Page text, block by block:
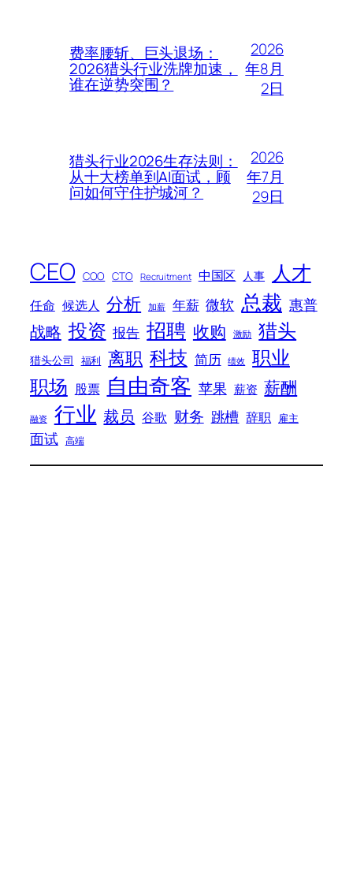
费率腰斩、巨头退场：
2026猎头行业洗牌加速，
谁在逆势突围？
2026
年8月
2日
猎头行业2026生存法则：
从十大榜单到AI面试，顾
问如何守住护城河？
2026
年7月
29日
CEO COO CTO Recruitment 中国区 人事 人才
任命 候选人 分析 加薪 年薪 微软 总裁 惠普
战略 投资 报告 招聘 收购 激励 猎头
猎头公司 福利 离职 科技 简历 绩效 职业
职场 股票 自由奇客 苹果 薪资 薪酬
融资 行业 裁员 谷歌 财务 跳槽 辞职 雇主
面试 高端